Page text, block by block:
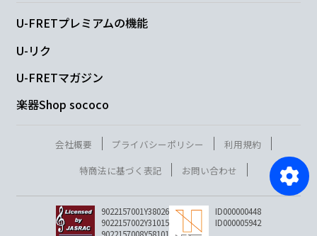
U-FRETプレミアムの機能
U-リク
U-FRETマガジン
楽器Shop sococo
会社概要 プライバシーポリシー
利用規約
特商法に基づく表記
お問い合わせ
9022157001Y38026
9022157002Y31015
ID000000448
ID000005942